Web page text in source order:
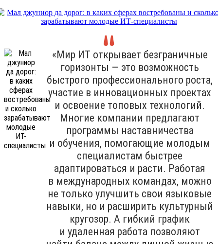
«Мир ИТ открывает безграничные
горизонты — это возможность
быстрого профессионального роста,
участие в инновационных проектах
и освоение топовых технологий.
Многие компании предлагают
программы наставничества
и обучения, помогающие молодым
специалистам быстрее
адаптироваться и расти. Работая
в международных командах, можно
не только улучшить свои языковые
навыки, но и расширить культурный
кругозор. А гибкий график
и удаленная работа позволяют